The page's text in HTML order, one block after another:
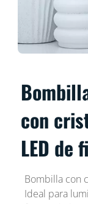
con
LED de
Bombilla con
Ideal para